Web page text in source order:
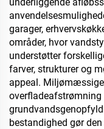
garager,
områder, hvor
understøtter
farver, strukturer og
appeal.
overfladeafstrømning
bestandighed gør